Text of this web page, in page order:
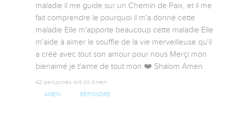
maladie il me guide sur un Chemin de Paix, et il me
fait comprendre le pourquoi il m'a donné cette
maladie Elle m'apporte beaucoup cette maladie Elle
m'aide à aimer le souffle de la vie merveilleuse qu'il
a créé avec tout son amour pour nous Merçi mon
bienaimé je t'aime de tout mon ❤️ Shalom Amen
42 personnes ont dit Amen
AMEN RÉPONDRE